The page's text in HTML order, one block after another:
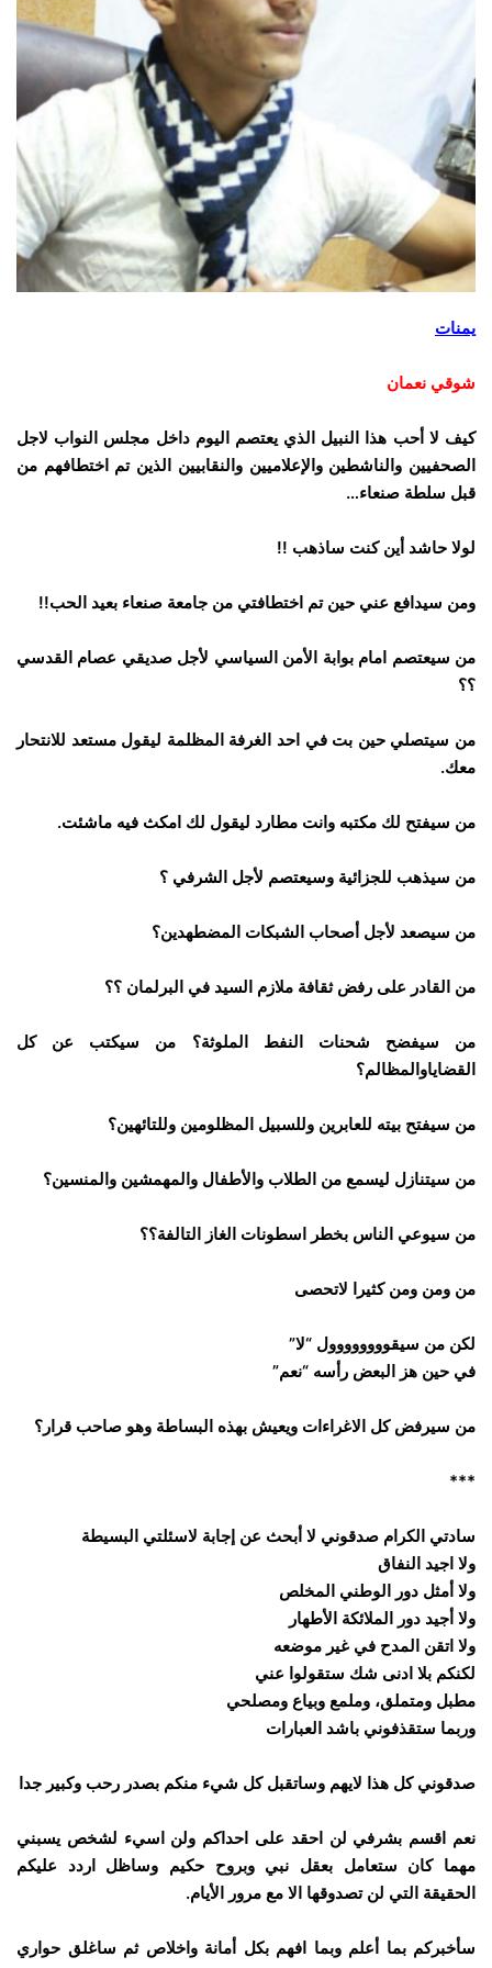
يمنات
شوقي نعمان
كيف لا أحب هذا النبيل الذي يعتصم اليوم داخل مجلس النواب لاجل
الصحفيين والناشطين والإعلاميين والنقابيين الذين تم اختطافهم من
قبل سلطة صنعاء…
لولا حاشد أين كنت ساذهب !!
ومن سيدافع عني حين تم اختطافتي من جامعة صنعاء بعيد الحب!!
من سيعتصم امام بوابة الأمن السياسي لأجل صديقي عصام القدسي
؟؟
من سيتصلي حين بت في احد الغرفة المظلمة ليقول مستعد للانتحار
معك.
من سيفتح لك مكتبه وانت مطارد ليقول لك امكث فيه ماشئت.
من سيذهب للجزائية وسيعتصم لأجل الشرفي ؟
من سيصعد لأجل أصحاب الشبكات المضطهدين؟
من القادر على رفض ثقافة ملازم السيد في البرلمان ؟؟
من سيفضح شحنات النفط الملوثة؟ من سيكتب عن كل
القضاياوالمظالم؟
من سيفتح بيته للعابرين وللسبيل المظلومين وللتائهين؟
من سيتنازل ليسمع من الطلاب والأطفال والمهمشين والمنسين؟
من سيوعي الناس بخطر اسطونات الغاز التالفة؟؟
من ومن ومن كثيرا لاتحصى
لكن من سيقوووووووول “لا”
في حين هز البعض رأسه “نعم”
من سيرفض كل الاغراءات ويعيش بهذه البساطة وهو صاحب قرار؟
***
سادتي الكرام صدقوني لا أبحث عن إجابة لاسئلتي البسيطة
ولا اجيد النفاق
ولا أمثل دور الوطني المخلص
ولا أجيد دور الملائكة الأطهار
ولا اتقن المدح في غير موضعه
لكنكم بلا ادنى شك ستقولوا عني
مطبل ومتملق، وملمع وبياع ومصلحي
وربما ستقذفوني باشد العبارات
صدقوني كل هذا لايهم وساتقبل كل شيء منكم بصدر رحب وكبير جدا
نعم اقسم بشرفي لن احقد على احداكم ولن اسيء لشخص يسبني
مهما كان ستعامل بعقل نبي وبروح حكيم وساظل اردد عليكم
الحقيقة التي لن تصدوقها الا مع مرور الأيام.
سأخبركم بما أعلم وبما افهم بكل أمانة واخلاص ثم ساغلق حواري